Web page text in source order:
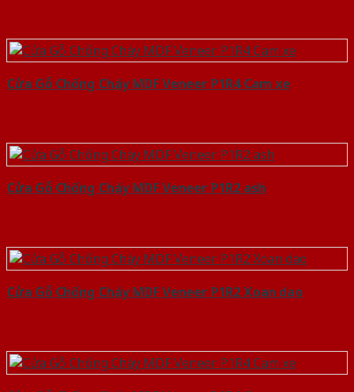
Cửa Gỗ Chống Cháy MDF Veneer P1R4 Cam xe
Cửa Gỗ Chống Cháy MDF Veneer P1R2 ash
Cửa Gỗ Chống Cháy MDF Veneer P1R2 Xoan dao